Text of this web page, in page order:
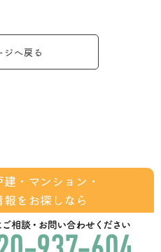
ジへ戻る
・マンション・
をお探しなら